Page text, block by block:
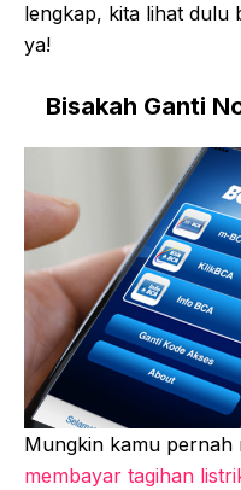
lengkap, kita lihat dulu
ya!
Bisakah Ganti
Mungkin kamu pernah
membayar tagihan